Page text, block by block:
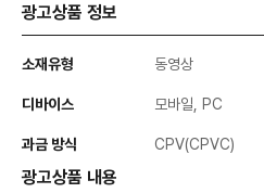
광고상품 정보
소재유형 동영상
디바이스 모바일, PC
과금 방식 CPV(CPVC)
광고상품 내용